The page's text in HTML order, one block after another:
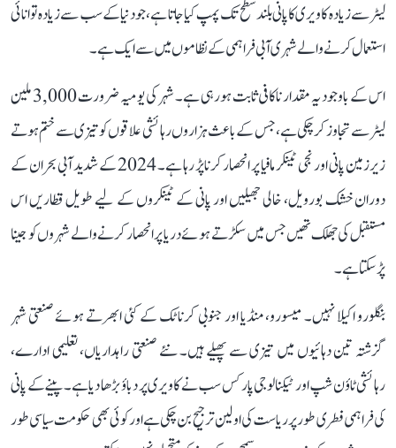
لیٹر سے زیادہ کاویری کا پانی بلند سطح تک پمپ کیا جاتا ہے، جو دنیا کے سب سے زیادہ توانائی
استعمال کرنے والے شہری آبی فراہمی کے نظاموں میں سے ایک ہے۔
اس کے باوجود یہ مقدار ناکافی ثابت ہو رہی ہے۔ شہر کی یومیہ ضرورت 3,000 ملین
لیٹر سے تجاوز کر چکی ہے، جس کے باعث ہزاروں رہائشی علاقوں کو تیزی سے ختم ہوتے
زیرزمین پانی اور نجی ٹینکر مافیا پر انحصار کرنا پڑ رہا ہے۔ 2024 کے شدید آبی بحران کے
دوران خشک بورویل، خالی جھیلیں اور پانی کے ٹینکروں کے لیے طویل قطاریں اس
مستقبل کی جھلک تھیں جس میں سکڑتے ہوئے دریا پر انحصار کرنے والے شہروں کو جینا
پڑ سکتا ہے۔
بنگلورو اکیلا نہیں۔ میسورو، منڈیا اور جنوبی کرناٹک کے کئی ابھرتے ہوئے صنعتی شہر
گزشتہ تین دہائیوں میں تیزی سے پھیلے ہیں۔ نئے صنعتی راہداریاں، تعلیمی ادارے،
رہائشی ٹاؤن شپ اور ٹیکنالوجی پارکس سب نے کاویری پر دباؤ بڑھا دیا ہے۔ پینے کے پانی
کی فراہمی فطری طور پر ریاست کی اولین ترجیح بن چکی ہے اور کوئی بھی حکومت سیاسی طور